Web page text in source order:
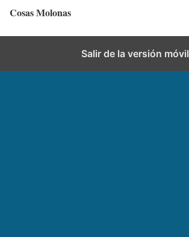
Cosas Molonas
Salir de la versión móvil